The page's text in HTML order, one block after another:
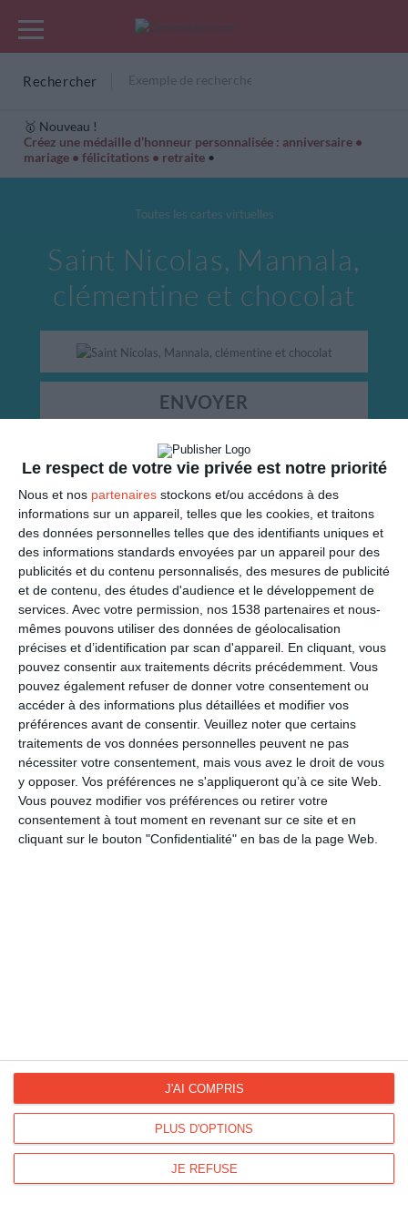
Le respect de votre vie privée est notre priorité
Nous et nos partenaires stockons et/ou accédons à des
informations sur un appareil, telles que les cookies, et traitons
des données personnelles telles que des identifiants uniques et
des informations standards envoyées par un appareil pour des
publicités et du contenu personnalisés, des mesures de publicité
et de contenu, des études d'audience et le développement de
services. Avec votre permission, nos 1538 partenaires et nous-
mêmes pouvons utiliser des données de géolocalisation
précises et d’identification par scan d'appareil. En cliquant, vous
pouvez consentir aux traitements décrits précédemment. Vous
pouvez également refuser de donner votre consentement ou
accéder à des informations plus détaillées et modifier vos
préférences avant de consentir. Veuillez noter que certains
traitements de vos données personnelles peuvent ne pas
nécessiter votre consentement, mais vous avez le droit de vous
y opposer. Vos préférences ne s'appliqueront qu’à ce site Web.
Vous pouvez modifier vos préférences ou retirer votre
consentement à tout moment en revenant sur ce site et en
cliquant sur le bouton "Confidentialité" en bas de la page Web.
PLUS D'OPTIONS
JE REFUSE
J'AI COMPRIS
Rechercher
🥇 Nouveau !
Créez une médaille d’honneur personnalisée : anniversaire •
mariage • félicitations • retraite •
Cartes Hiver Cadeaux années de naissance
Toutes les cartes virtuelles
Saint Nicolas, Mannala,
clémentine et chocolat
ENVOYER
Mail(GRATUIT)
SMS(1,80€, en France)
PARTAGER
Facebook, Twitter, WhatsApp, ...
VOIR D'AUTRES CARTES DANS
LES CATÉGORIES
Saint du jour
Saint Nicolas
Dromadaire vous propose des cartes pour toutes les occasions :
anniversaire, amour, amitié, fêtes...
Pour connaître les dates des fêtes, découvrez lecalendrier
Les origines et traditions des fêtes ainsi que desmodèles de lettresont à